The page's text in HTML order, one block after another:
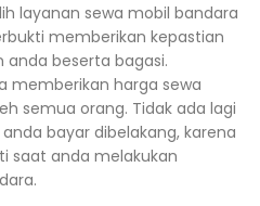
layanan sewa mobil bandara
memberikan kepastian
beserta bagasi.
memberikan harga sewa
semua orang. Tidak ada lagi
bayar dibelakang, karena
saat anda melakukan